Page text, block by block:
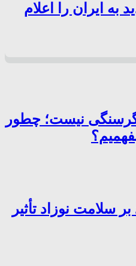
به ایران را اعلام
گرسنگی نیست؛ چطور
سلامت نوزاد تأثیر